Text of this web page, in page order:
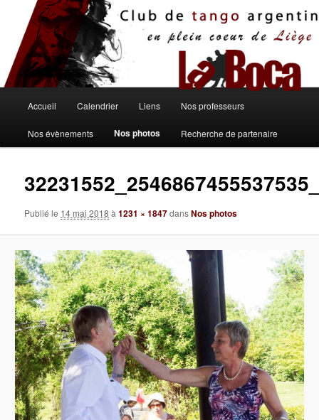
contenu
principal
principal
Accueil Calendrier Liens Nos professeurs
Nos évènements Nos photos Recherche de partenaire
Publié le 14 mai 2018 à1231 × 1847dansNos photos